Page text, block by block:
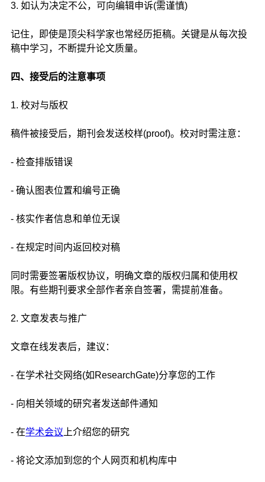
3. 如认为决定不公，可向编辑申诉(需谨慎)
记住，即使是顶尖科学家也常经历拒稿。关键是从每次投
稿中学习，不断提升论文质量。
四、接受后的注意事项
1. 校对与版权
稿件被接受后，期刊会发送校样(proof)。校对时需注意：
- 检查排版错误
- 确认图表位置和编号正确
- 核实作者信息和单位无误
- 在规定时间内返回校对稿
同时需要签署版权协议，明确文章的版权归属和使用权
限。有些期刊要求全部作者亲自签署，需提前准备。
2. 文章发表与推广
文章在线发表后，建议：
- 在学术社交网络(如ResearchGate)分享您的工作
- 向相关领域的研究者发送邮件通知
- 在学术会议 上介绍您的研究
- 将论文添加到您的个人网页和机构库中